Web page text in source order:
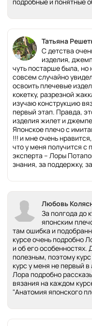
Татьяна
С детства
изделия,
чуть постарше была, но
совсем случайно
освоить плечевые
кокетку, разрезной
изучаю конструкцию
первый этап. Правда,
изделия жилет и
Японское плечо с
!!! и мне очень
что у меня получится
эксперта – Лоры
знания, за поддержку,
Любовь
За полгода до
японским
там ошибка и
курсе очень подробно
и об его особенностях.
полезным, поэтому
курс у меня не первый
Лора подробно
вязания на каждом
"Анатомия японского